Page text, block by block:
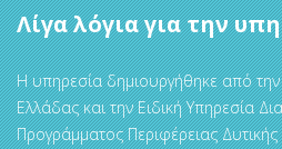
Λίγα λόγια για την
Η υπηρεσία δημιουργήθηκε από την
Ελλάδας και την Ειδική Υπηρεσία
Προγράμματος Περιφέρειας